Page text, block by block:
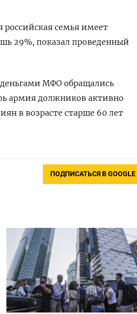
семья имеет
29%, показал проведенный
МФО обращались
армия должников активно
в возрасте старше 60 лет
ПОДПИСАТЬСЯ В GOOGLE